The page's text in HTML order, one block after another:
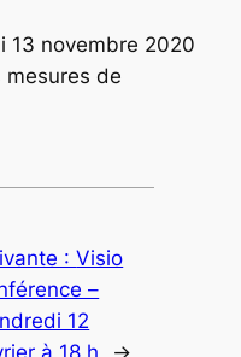
13 novembre 2020
de
:Visio
–
12